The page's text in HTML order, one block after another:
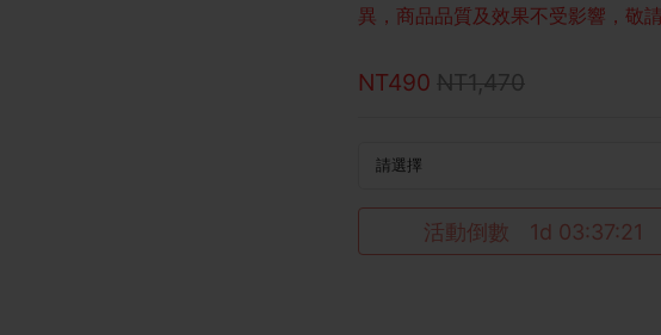
異，商品品質及效果不受影響，敬請
NT490 NT1,470
活動倒數 1d 03:37:20